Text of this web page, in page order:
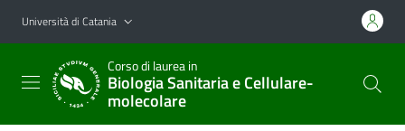
Vai al contenuto principale
Vai al menu di navigazione
Università di Catania
Corso di laurea in
Biologia Sanitaria e Cellulare-
molecolare